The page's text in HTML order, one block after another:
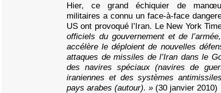
Hier, ce grand échiquier de
militaires a connu un face-à-face
US ont provoqué l’Iran. Le New York
officiels du gouvernement et de
accélère le déploient de nouvelles
attaques de missiles de l’Iran dans le
des navires spéciaux (navires de
iraniennes et des systèmes
pays arabes (autour). » (30 janvier 2010)